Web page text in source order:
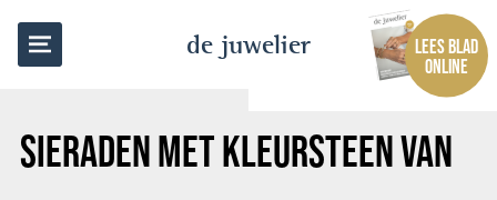
de juwelier
LEES BLAD
ONLINE
SIERADEN MET KLEURSTEEN VAN
TERUG NAAR OVERZICHT